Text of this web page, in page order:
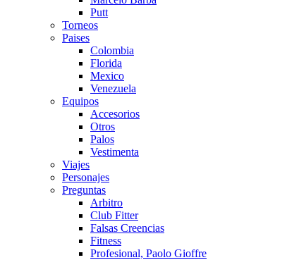
Putt
Torneos
Paises
Colombia
Florida
Mexico
Venezuela
Equipos
Accesorios
Otros
Palos
Vestimenta
Viajes
Personajes
Preguntas
Arbitro
Club Fitter
Falsas Creencias
Fitness
Profesional, Paolo Gioffre